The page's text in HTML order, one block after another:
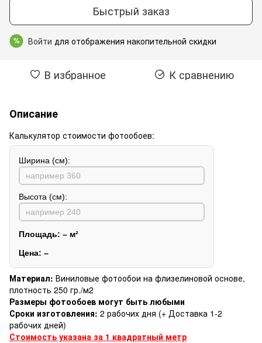
Быстрый заказ
% Войти для отображения накопительной скидки
В избранное К сравнению
Описание
Калькулятор стоимости фотообоев:
Ширина (см):
Высота (см):
Площадь: – м²
Цена: –
Материал: Виниловые фотообои на флизелиновой основе,
плотность 250 гр./м2
Размеры фотообоев могут быть любыми
Сроки изготовления: 2 рабочих дня (+ Доставка 1-2
рабочих дней)
Стоимость указана за 1 квадратный метр